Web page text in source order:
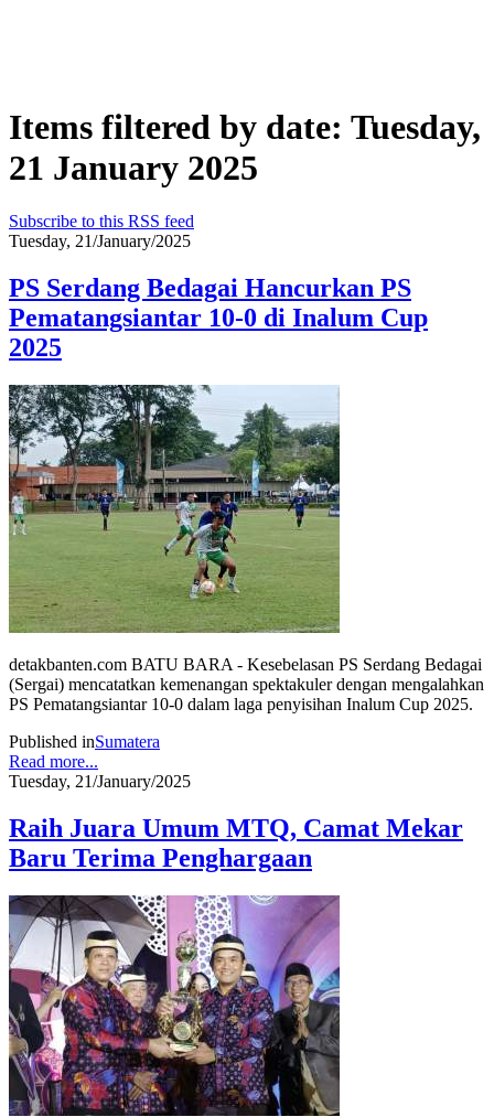
Items filtered by date: Tuesday,
21 January 2025
Subscribe to this RSS feed
Tuesday, 21/January/2025
PS Serdang Bedagai Hancurkan PS
Pematangsiantar 10-0 di Inalum Cup
2025
detakbanten.com BATU BARA - Kesebelasan PS Serdang Bedagai
(Sergai) mencatatkan kemenangan spektakuler dengan mengalahkan
PS Pematangsiantar 10-0 dalam laga penyisihan Inalum Cup 2025.
Published inSumatera
Read more...
Tuesday, 21/January/2025
Raih Juara Umum MTQ, Camat Mekar
Baru Terima Penghargaan